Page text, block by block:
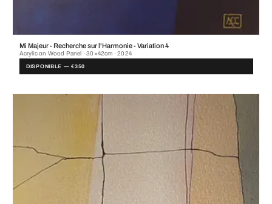
Mi Majeur - Recherche sur l'Harmonie - Variation 4
Acrylic on Wood Panel · 30×42cm · 2024
DISPONIBLE — €350